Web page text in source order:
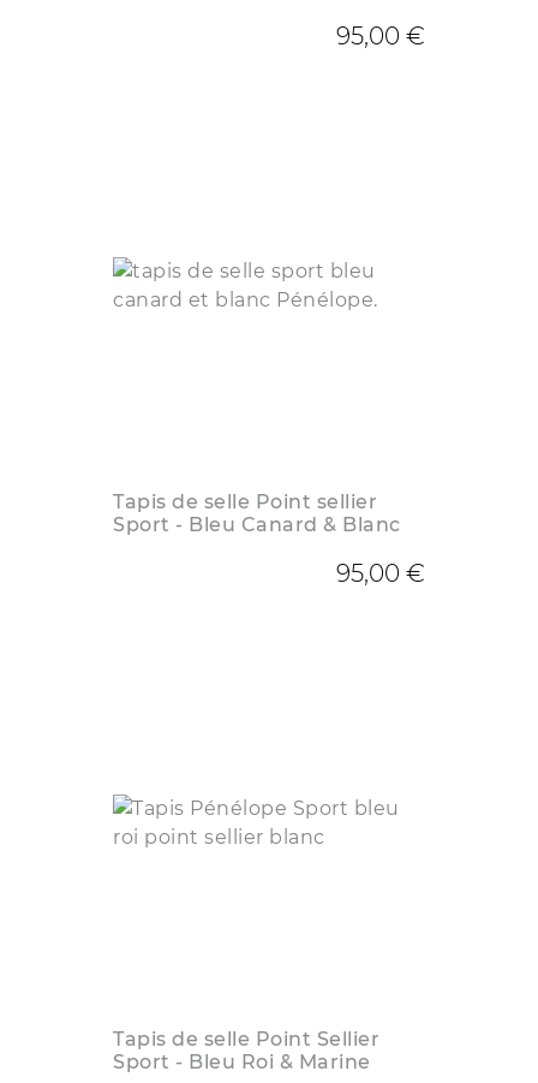
95,00 €
Tapis de selle Point sellier
Sport - Bleu Canard & Blanc
95,00 €
Tapis de selle Point Sellier
Sport - Bleu Roi & Marine